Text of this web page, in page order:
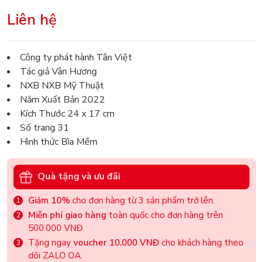
Liên hệ
Công ty phát hành Tân Việt
Tác giả Vân Hương
NXB NXB Mỹ Thuật
Năm Xuất Bản 2022
Kích Thước 24 x 17 cm
Số trang 31
Hình thức Bìa Mềm
Quà tặng và ưu đãi
Giảm 10% cho đơn hàng từ 3 sản phẩm trở lên.
Miễn phí giao hàng toàn quốc cho đơn hàng trên
500.000 VNĐ.
Tặng ngay voucher 10.000 VNĐ cho khách hàng theo
dõi ZALO OA.